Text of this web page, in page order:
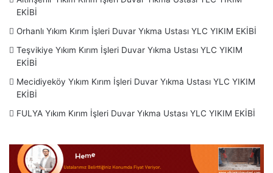
Atakent – Çakmak – Esenevler – Esenşehir – Parseller –
Madenler – Şerifali – Üsküdar– Acıbadem – Bulgurlu –
Çengelköy – Ünalan – Küçüksu – Kısıklı – Kuzguncuk –
Ayrıca Moloz Atım Servisimiz Ve İnşaat Malzemeleri için
www.moluzcu.com
www.insaatyapimalzemeleri.com
EKİBİ
Orhanlı Yıkım Kırım İşleri Duvar Yıkma Ustası YLC YIKIM EKİBİ
Teşvikiye Yıkım Kırım İşleri Duvar Yıkma Ustası YLC YIKIM
EKİBİ
Mecidiyeköy Yıkım Kırım İşleri Duvar Yıkma Ustası YLC YIKIM
EKİBİ
FULYA Yıkım Kırım İşleri Duvar Yıkma Ustası YLC YIKIM EKİBİ